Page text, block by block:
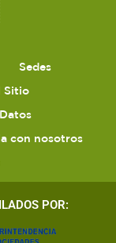
Sedes
Sitio
con nosotros
POR: